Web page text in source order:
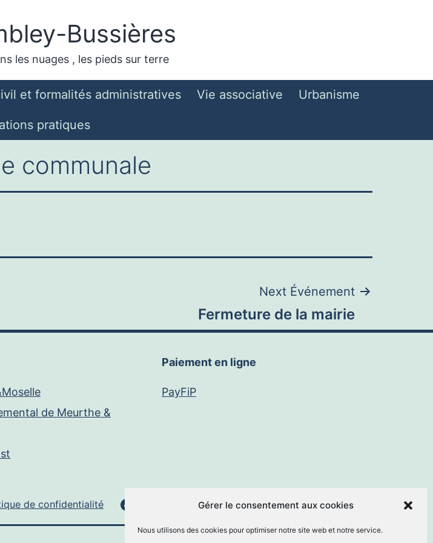
Gérer le consentement aux cookies
Nous utilisons des cookies pour optimiser notre site web et notre service.
Bussières
les nuages , les pieds sur terre
et formalités administratives Vie associative Urbanisme
pratiques
communale
Next Événement
Fermeture de la mairie
de Meurthe &
Paiement en ligne
PayFiP
de confidentialité
mail